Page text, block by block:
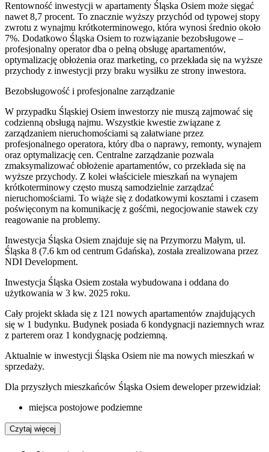
Rentowność inwestycji w apartamenty Śląska Osiem może sięgać
nawet 8,7 procent. To znacznie wyższy przychód od typowej stopy
zwrotu z wynajmu krótkoterminowego, która wynosi średnio około
7%. Dodatkowo Śląska Osiem to rozwiązanie bezobsługowe –
profesjonalny operator dba o pełną obsługę apartamentów,
optymalizację obłożenia oraz marketing, co przekłada się na wyższe
przychody z inwestycji przy braku wysiłku ze strony inwestora.
Bezobsługowość i profesjonalne zarządzanie
W przypadku Śląskiej Osiem inwestorzy nie muszą zajmować się
codzienną obsługą najmu. Wszystkie kwestie związane z
zarządzaniem nieruchomościami są załatwiane przez
profesjonalnego operatora, który dba o naprawy, remonty, wynajem
oraz optymalizację cen. Centralne zarządzanie pozwala
zmaksymalizować obłożenie apartamentów, co przekłada się na
wyższe przychody. Z kolei właściciele mieszkań na wynajem
krótkoterminowy często muszą samodzielnie zarządzać
nieruchomościami. To wiąże się z dodatkowymi kosztami i czasem
poświęconym na komunikację z gośćmi, negocjowanie stawek czy
reagowanie na problemy.
Inwestycja Śląska Osiem znajduje się na Przymorzu Małym, ul.
Śląska 8 (7.6 km od centrum Gdańska), została zrealizowana przez
NDI Development.
Inwestycja Śląska Osiem została wybudowana i oddana do
użytkowania w 3 kw. 2025 roku.
Cały projekt składa się z 121 nowych apartamentów znajdujących
się w 1 budynku. Budynek posiada 6 kondygnacji naziemnych wraz
z parterem oraz 1 kondygnację podziemną.
Aktualnie w inwestycji Śląska Osiem nie ma nowych mieszkań w
sprzedaży.
Dla przyszłych mieszkańców Śląska Osiem deweloper przewidział:
miejsca postojowe podziemne
Czytaj więcej